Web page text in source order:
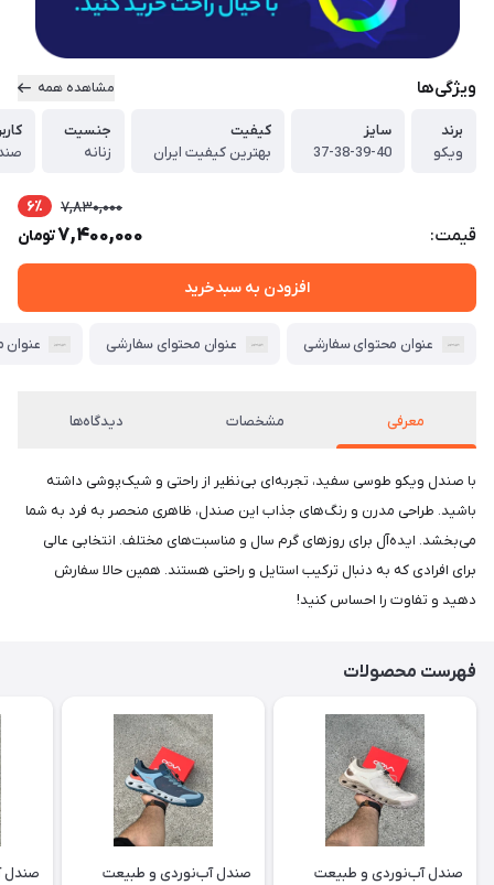
ویژگی‌ها مشاهده همه
برند
ویکو
سایز
37-38-39-40
کیفیت
بهترین کیفیت ایران
جنسیت
زنانه
قیمت:
7,830,000 6٪
7,400,000تومان
افزودن به سبدخرید
عنوان محتوای سفارشی عنوان محتوای سفارشی عنوان
معرفی مشخصات دیدگاه‌ها
با صندل ویکو طوسی سفید، تجربه‌ای بی‌نظیر از راحتی و شیک‌پوشی داشته
باشید. طراحی مدرن و رنگ‌های جذاب این صندل، ظاهری منحصر به فرد به شما
می‌بخشد. ایده‌آل برای روزهای گرم سال و مناسبت‌های مختلف. انتخابی عالی
برای افرادی که به دنبال ترکیب استایل و راحتی هستند. همین حالا سفارش
دهید و تفاوت را احساس کنید!
فهرست محصولات
صندل آب‌نوردی و طبیعت
صندل آب‌نوردی و طبیعت
صندل